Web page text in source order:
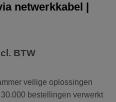
netwerkkabel |
BTW
veilige oplossingen
bestellingen verwerkt